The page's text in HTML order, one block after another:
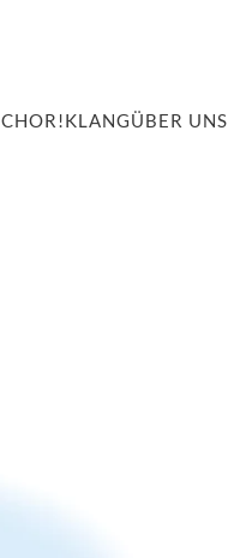
CHOR!KLANGÜBER UNS